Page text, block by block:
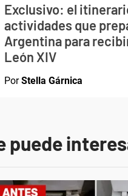
Exclusivo: el
actividades que
Argentina para
León XIV
PorStella Gárnica
puede